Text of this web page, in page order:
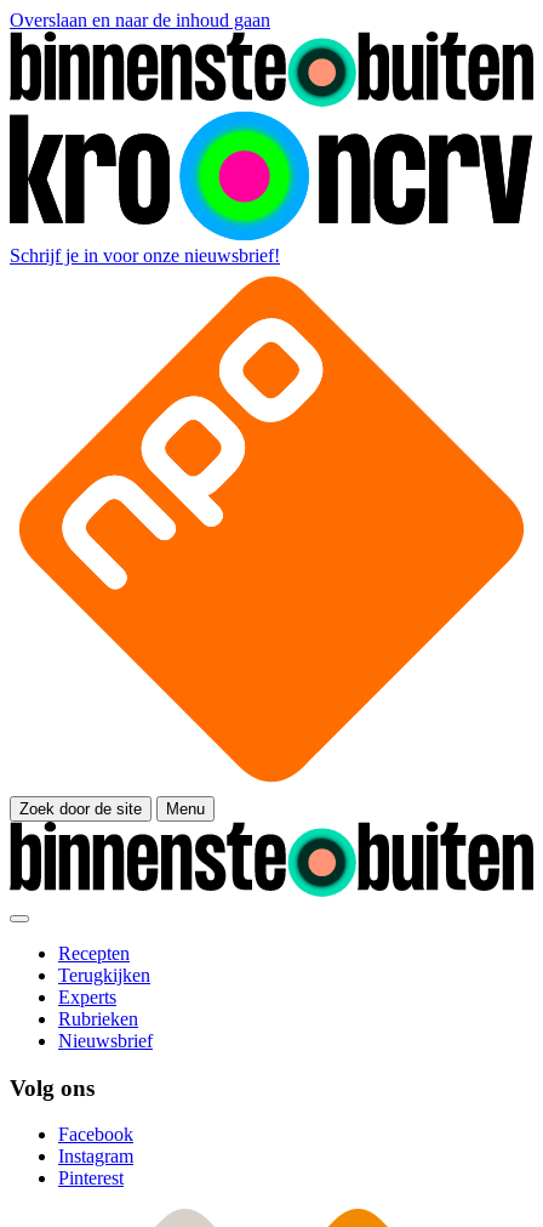
Overslaan en naar de inhoud gaan
Schrijf je in voor onze nieuwsbrief!
Zoek door de site Menu
Recepten
Terugkijken
Experts
Rubrieken
Nieuwsbrief
Volg ons
Facebook
Instagram
Pinterest